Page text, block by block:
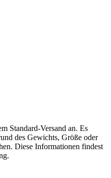
Standard-Versand an. Es
des Gewichts, Größe oder
Diese Informationen findest